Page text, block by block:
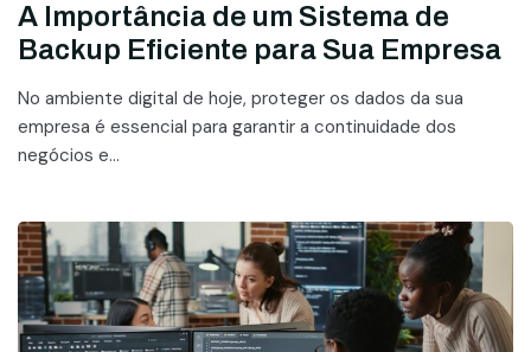
A Importância de um Sistema de
Backup Eficiente para Sua Empresa
No ambiente digital de hoje, proteger os dados da sua
empresa é essencial para garantir a continuidade dos
negócios e...